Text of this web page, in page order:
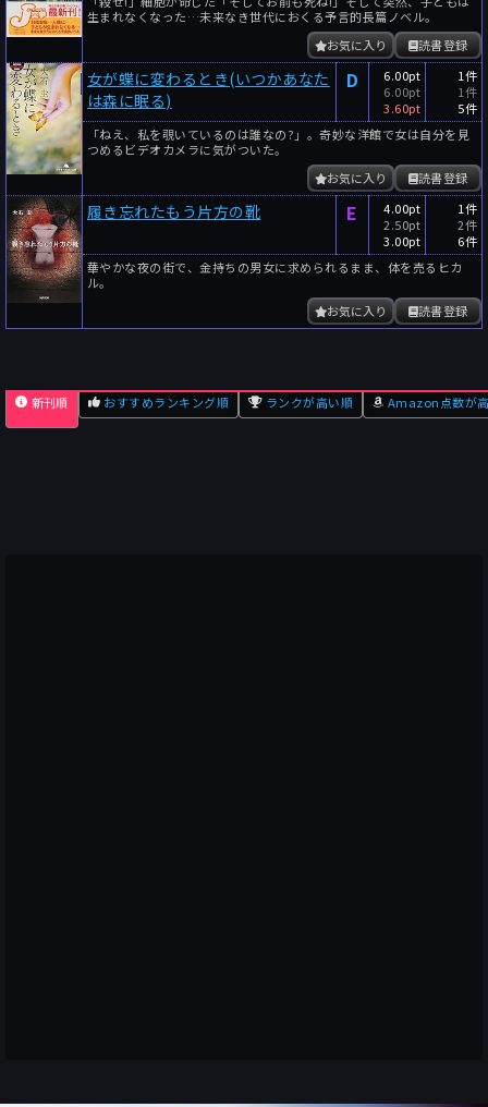
生まれなくなった…未来なき世代におくる予言的長篇ノベル。
読書登録
お気に入り
女が蝶に変わるとき(いつかあなた
は森に眠る)
D
6.00pt
6.00pt
3.60pt
1件
1件
5件
「ねえ、私を覗いているのは誰なの?」。奇妙な洋館で女は自分を見
つめるビデオカメラに気がついた。
読書登録
お気に入り
履き忘れたもう片方の靴 E
4.00pt
2.50pt
3.00pt
1件
2件
6件
華やかな夜の街で、金持ちの男女に求められるまま、体を売るヒカ
ル。
読書登録
お気に入り
新刊順 おすすめランキング順 ランクが高い順 Amazon点数が